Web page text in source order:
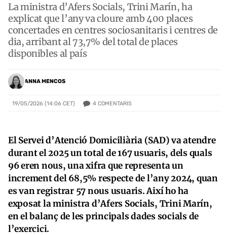
La ministra d’Afers Socials, Trini Marín, ha
explicat que l’any va cloure amb 400 places
concertades en centres sociosanitaris i centres de
dia, arribant al 73,7% del total de places
disponibles al país
ANNA MENCOS
19/05/2026 (14:06 CET) 4 COMENTARIS
El Servei d’Atenció Domiciliària (SAD) va atendre
durant el 2025 un total de 167 usuaris, dels quals
96 eren nous, una xifra que representa un
increment del 68,5% respecte de l’any 2024, quan
es van registrar 57 nous usuaris. Així ho ha
exposat la ministra d’Afers Socials, Trini Marín,
en el balanç de les principals dades socials de
l’exercici.